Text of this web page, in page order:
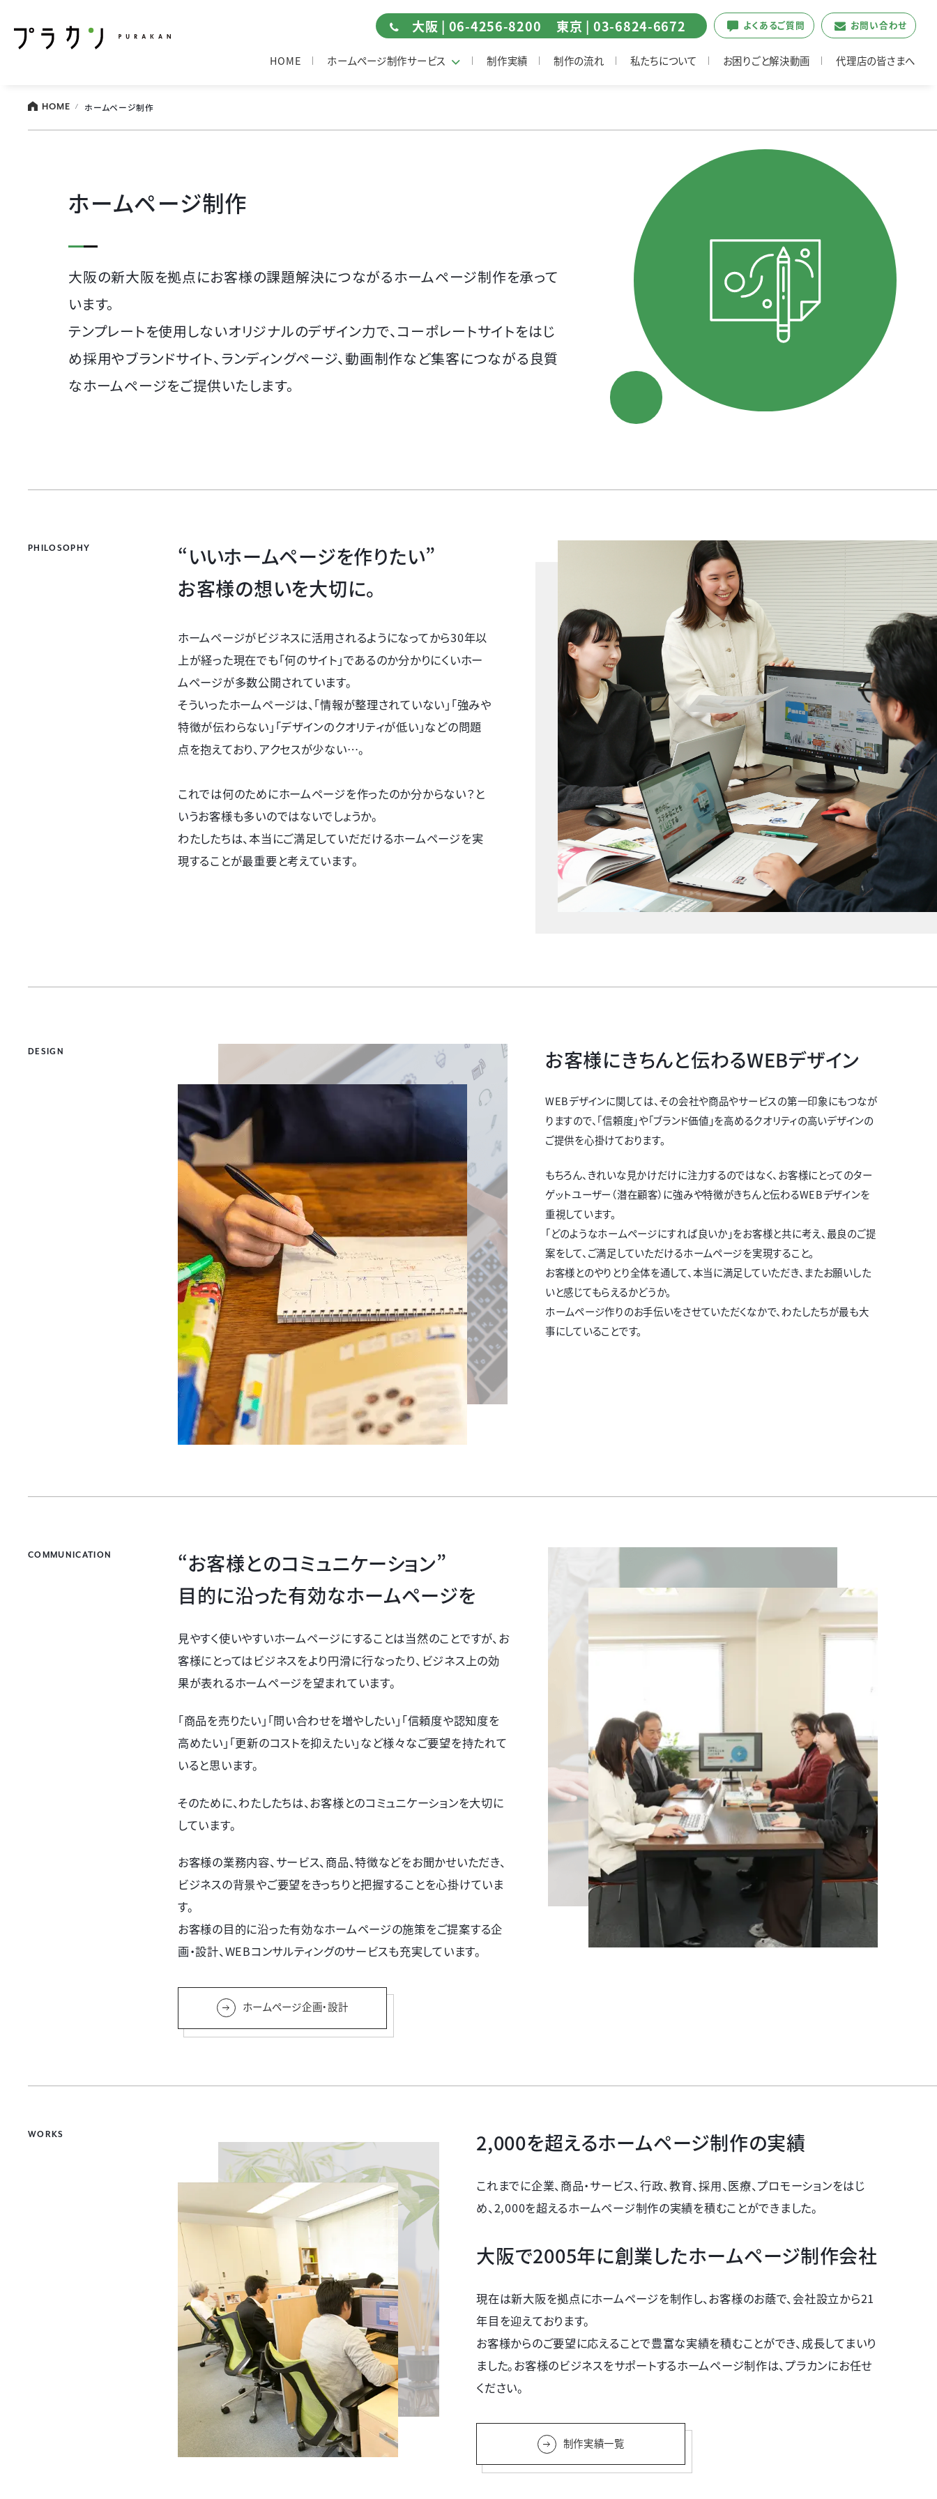
大阪 | 06-4256-8200 東京 | 03-6824-6672 よくあるご質問 お問い合わせ
HOME ホームページ制作サービス 制作実績 制作の流れ 私たちについて お困りごと解決動画 代理店の皆さまへ
HOME ホームページ制作
ホームページ制作
大阪の新大阪を拠点にお客様の課題解決につながるホームページ制作を承って
います。
テンプレートを使用しないオリジナルのデザイン力で、コーポレートサイトをはじ
め採用やブランドサイト、ランディングページ、動画制作など集客につながる良質
なホームページをご提供いたします。
PHILOSOPHY
“いいホームページを作りたい”
お客様の想いを大切に。
ホームページがビジネスに活用されるようになってから30年以
上が経った現在でも「何のサイト」であるのか分かりにくいホー
ムページが多数公開されています。
そういったホームページは、「情報が整理されていない」「強みや
特徴が伝わらない」「デザインのクオリティが低い」などの問題
点を抱えており、アクセスが少ない…。
これでは何のためにホームページを作ったのか分からない？と
いうお客様も多いのではないでしょうか。
わたしたちは、本当にご満足していだだけるホームページを実
現することが最重要と考えています。
DESIGN お客様にきちんと伝わるWEBデザイン
WEBデザインに関しては、その会社や商品やサービスの第一印象にもつなが
りますので、「信頼度」や「ブランド価値」を高めるクオリティの高いデザインの
ご提供を心掛けております。
もちろん、きれいな見かけだけに注力するのではなく、お客様にとってのター
ゲットユーザー（潜在顧客）に強みや特徴がきちんと伝わるWEBデザインを
重視しています。
「どのようなホームページにすれば良いか」をお客様と共に考え、最良のご提
案をして、ご満足していただけるホームページを実現すること。
お客様とのやりとり全体を通して、本当に満足していただき、またお願いした
いと感じてもらえるかどうか。
ホームページ作りのお手伝いをさせていただくなかで、わたしたちが最も大
事にしていることです。
COMMUNICATION
“お客様とのコミュニケーション”
目的に沿った有効なホームページを
見やすく使いやすいホームページにすることは当然のことですが、お
客様にとってはビジネスをより円滑に行なったり、ビジネス上の効
果が表れるホームページを望まれています。
「商品を売りたい」「問い合わせを増やしたい」「信頼度や認知度を
高めたい」「更新のコストを抑えたい」など様々なご要望を持たれて
いると思います。
そのために、わたしたちは、お客様とのコミュニケーションを大切に
しています。
お客様の業務内容、サービス、商品、特徴などをお聞かせいただき、
ビジネスの背景やご要望をきっちりと把握することを心掛けていま
す。
お客様の目的に沿った有効なホームページの施策をご提案する企
画・設計、WEBコンサルティングのサービスも充実しています。
ホームページ企画・設計
WORKS 2,000を超えるホームページ制作の実績
これまでに企業、商品・サービス、行政、教育、採用、医療、プロモーションをはじ
め、2,000を超えるホームページ制作の実績を積むことができました。
大阪で2005年に創業したホームページ制作会社
現在は新大阪を拠点にホームページを制作し、お客様のお蔭で、会社設立から21
年目を迎えております。
お客様からのご要望に応えることで豊富な実績を積むことができ、成長してまいり
ました。お客様のビジネスをサポートするホームページ制作は、プラカンにお任せ
ください。
制作実績一覧